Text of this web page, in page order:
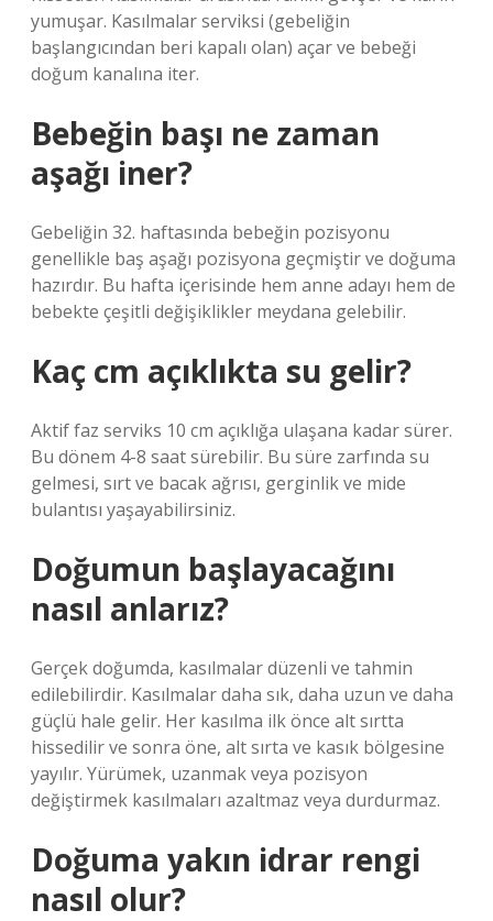
yumuşar. Kasılmalar serviksi (gebeliğin
başlangıcından beri kapalı olan) açar ve bebeği
doğum kanalına iter.
Bebeğin başı ne zaman
aşağı iner?
Gebeliğin 32. haftasında bebeğin pozisyonu
genellikle baş aşağı pozisyona geçmiştir ve doğuma
hazırdır. Bu hafta içerisinde hem anne adayı hem de
bebekte çeşitli değişiklikler meydana gelebilir.
Kaç cm açıklıkta su gelir?
Aktif faz serviks 10 cm açıklığa ulaşana kadar sürer.
Bu dönem 4-8 saat sürebilir. Bu süre zarfında su
gelmesi, sırt ve bacak ağrısı, gerginlik ve mide
bulantısı yaşayabilirsiniz.
Doğumun başlayacağını
nasıl anlarız?
Gerçek doğumda, kasılmalar düzenli ve tahmin
edilebilirdir. Kasılmalar daha sık, daha uzun ve daha
güçlü hale gelir. Her kasılma ilk önce alt sırtta
hissedilir ve sonra öne, alt sırta ve kasık bölgesine
yayılır. Yürümek, uzanmak veya pozisyon
değiştirmek kasılmaları azaltmaz veya durdurmaz.
Doğuma yakın idrar rengi
nasıl olur?